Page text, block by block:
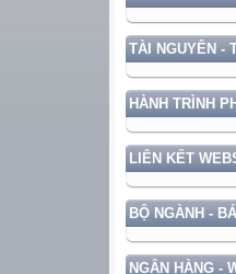
TÀI NGUYÊN -
HÀNH TRÌNH
LIÊN KẾT
BỘ NGÀNH -
NGÂN HÀNG -